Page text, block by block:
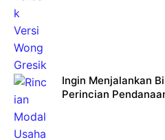
Ingin Menjalankan
Perincian